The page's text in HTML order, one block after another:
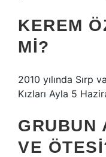
KEREM
MI?
2010 yılında Sırp
Kızları Ayla 5
GRUBUN
VE